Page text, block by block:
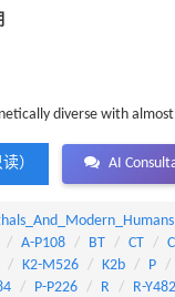
diverse with
） AI
A-P108 BT CT
K2-M526 K2b P
P-P226 R R-Y482